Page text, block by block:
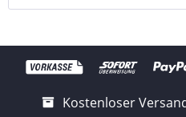
Kostenloser